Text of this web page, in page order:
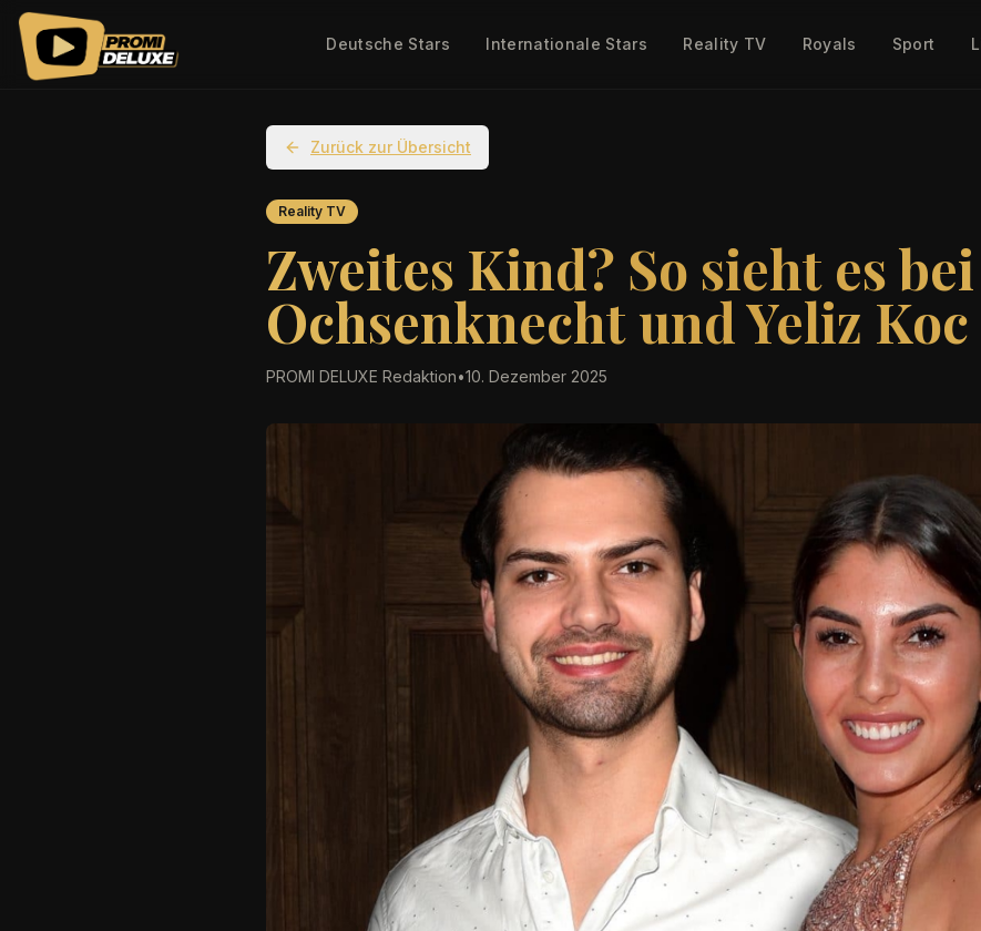
Deutsche Stars Internationale Stars Reality TV Royals Sport
Zurück zur Übersicht
Reality TV
Zweites Kind? So sieht es
Ochsenknecht und Yeliz Koc
PROMI DELUXE Redaktion•10. Dezember 2025